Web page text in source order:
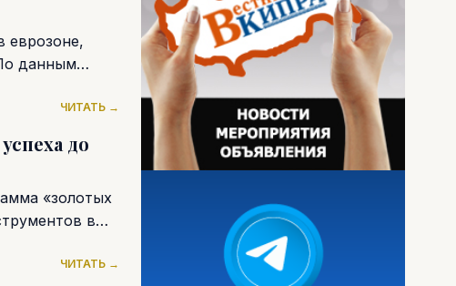
еврозоне,
данным
ЧИТАТЬ →
до
«золотых
в
ЧИТАТЬ →